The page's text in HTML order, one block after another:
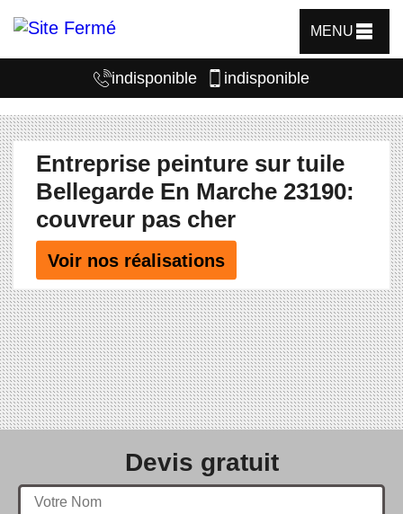
MENU
indisponible indisponible
Entreprise peinture sur tuile
Bellegarde En Marche 23190:
couvreur pas cher
Voir nos réalisations
Devis gratuit